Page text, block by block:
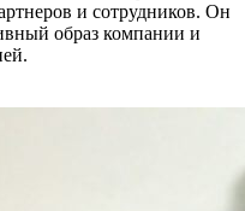
и сотрудников. Он
образ компании и